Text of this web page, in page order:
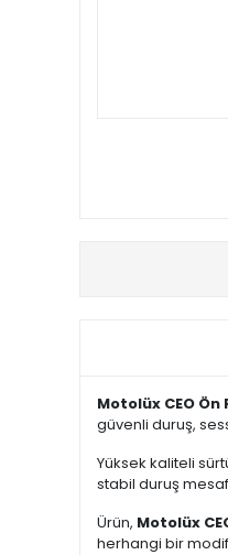
Motolüx CEO
güvenli duruş,
Yüksek kaliteli
stabil duruş
Ürün, Motolüx
herhangi bir